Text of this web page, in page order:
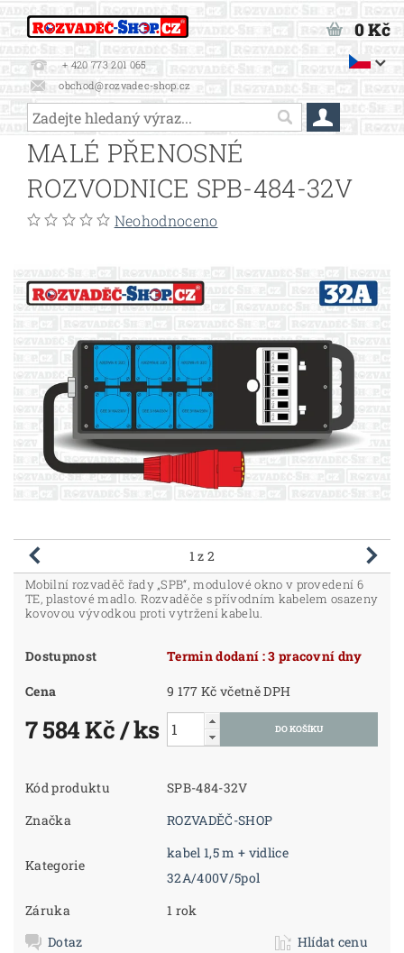
+ 420 773 201 065
obchod@rozvadec-shop.cz
0 Kč
MALÉ PŘENOSNÉ
ROZVODNICE SPB-484-32V
Neohodnoceno
1z 2
Mobilní rozvaděč řady „SPB“, modulové okno v provedení 6
TE, plastové madlo. Rozvaděče s přívodním kabelem osazeny
kovovou vývodkou proti vytržení kabelu.
Dostupnost Termin dodaní : 3 pracovní dny
Cena 9 177 Kč včetně DPH
7 584 Kč/ ks
Kód produktu
SPB-484-32V
Značka
ROZVADĚČ-SHOP
Kategorie
kabel 1,5 m + vidlice
32A/400V/5pol
Záruka
1 rok
Dotaz
Hlídat cenu